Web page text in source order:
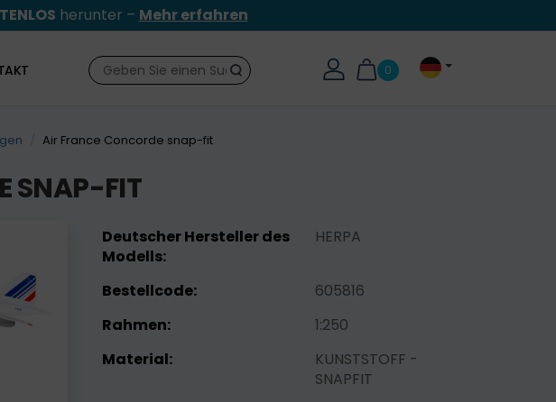
herunter – Mehr erfahren
0
Suche
Air France Concorde snap-fit
SNAP-FIT
Deutscher Hersteller des
Modells:
HERPA
Bestellcode:
605816
Rahmen:
1:250
Material:
KUNSTSTOFF -
SNAPFIT